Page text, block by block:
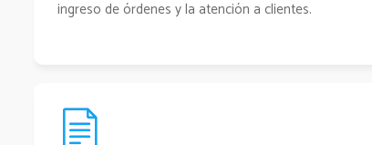
ingreso de órdenes y la atención a clientes.